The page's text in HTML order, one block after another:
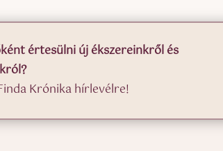
értesülni új ékszereinkről és
Krónika hírlevélre!